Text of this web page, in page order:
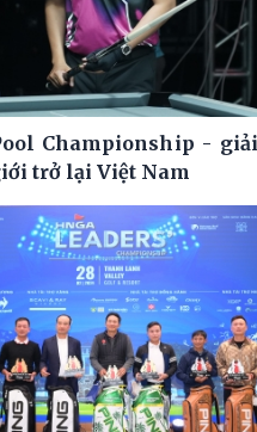
Championship -
trở lại Việt Nam